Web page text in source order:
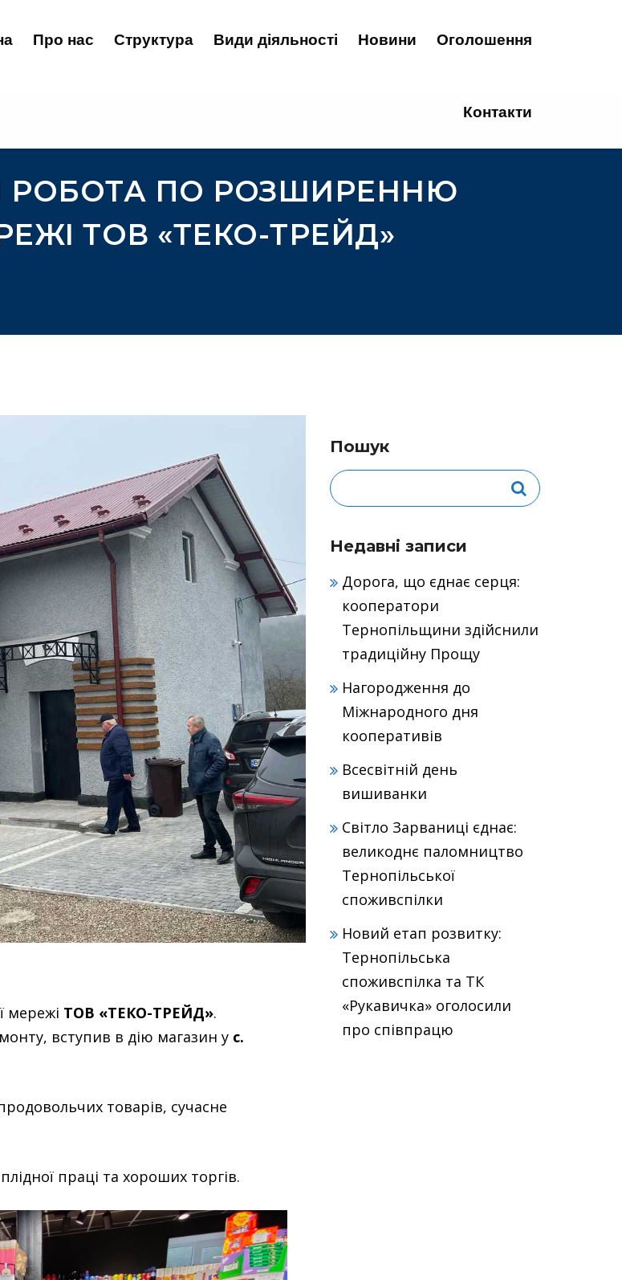
Про нас Структура Види діяльності Новини Оголошення
Контакти
РОБОТА ПО РОЗШИРЕННЮ
ТОВ «ТЕКО-ТРЕЙД»
мережі ТОВ «ТЕКО-ТРЕЙД».
вступив в дію магазин у с.
товарів, сучасне
праці та хороших торгів.
Пошук
Недавні записи
Дорога, що єднає серця:
кооператори
Тернопільщини здійснили
традиційну Прощу
Нагородження до
Міжнародного дня
кооперативів
Всесвітній день
вишиванки
Світло Зарваниці єднає:
великоднє паломництво
Тернопільської
споживспілки
Новий етап розвитку:
Тернопільська
споживспілка та ТК
«Рукавичка» оголосили
про співпрацю